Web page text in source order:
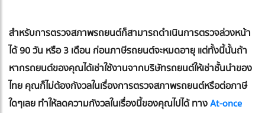
สำหรับการตรวจสภาพรถยนต์ก็สามารถดำเนินการตรวจล่วงหน้า
ได้ 90 วัน หรือ 3 เดือน ก่อนภาษีรถยนต์จะหมดอายุ แต่ทั้งนี้นั้นถ้า
หากรถยนต์ของคุณได้เช่าใช้งานจากบริษัทรถยนต์ให้เช่าชั้นนำของ
ไทย คุณก็ไม่ต้องกังวลในเรื่องการตรวจสภาพรถยนต์หรือต่อภาษี
ใดๆเลย ทำให้ลดความกังวลในเรื่องนี้ของคุณไปได้ ทางAt-once